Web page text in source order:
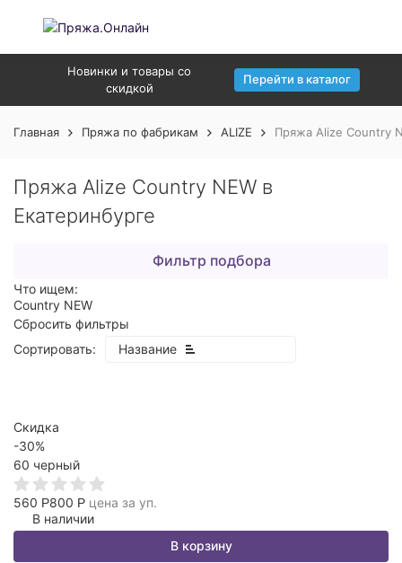
Новинки и товары со
скидкой
Перейти в каталог
Главная Пряжа по фабрикам ALIZE Пряжа Alize Country
Пряжа Alize Country NEW в
Екатеринбурге
Фильтр подбора
Что ищем:
Country NEW
Сбросить фильтры
Сортировать:
Название
Скидка
-30%
60 черный
560 Р800 Р цена за уп.
В наличии
В корзину